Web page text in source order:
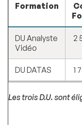
Formation
DU Analyste
Vidéo
2
DU DATAS 1
Les trois D.U. sont